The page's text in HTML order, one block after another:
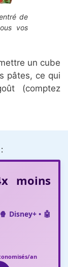
de
vos
un cube
pâtes, ce qui
(comptez
moins
Disney+ • 🤖
an